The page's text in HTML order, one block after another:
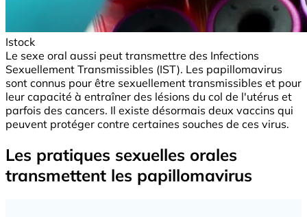
Istock
Le sexe oral aussi peut transmettre des Infections
Sexuellement Transmissibles (IST). Les papillomavirus
sont connus pour être sexuellement transmissibles et pour
leur capacité à entraîner des lésions du col de l'utérus et
parfois des cancers. Il existe désormais deux vaccins qui
peuvent protéger contre certaines souches de ces virus.
Les pratiques sexuelles orales
transmettent les papillomavirus